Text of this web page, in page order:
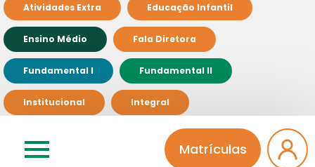
Matrículas
Atividades Extra Educação Infantil
Ensino Médio Fala Diretora
Fundamental I Fundamental II
Institucional Integral
Professores